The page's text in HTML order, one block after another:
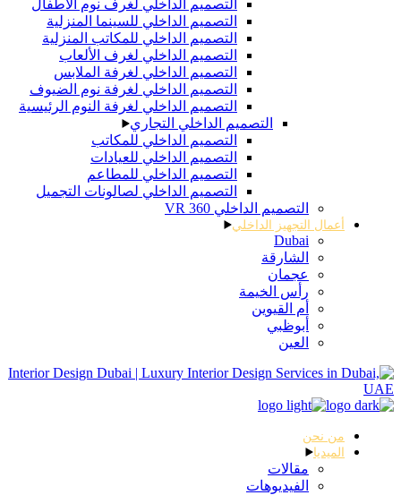
التصميم الداخلي لغرف نوم الأطفال
التصميم الداخلي للسينما المنزلية
التصميم الداخلي للمكاتب المنزلية
التصميم الداخلي لغرف الألعاب
التصميم الداخلي لغرفة الملابس
التصميم الداخلي لغرفة نوم الضيوف
التصميم الداخلي لغرفة النوم الرئيسية
التصميم الداخلي التجاري
التصميم الداخلي للمكاتب
التصميم الداخلي للعيادات
التصميم الداخلي للمطاعم
التصميم الداخلي لصالونات التجميل
التصميم الداخلي 360 VR
أعمال التجهيز الداخلي
Dubai
الشارقة
عجمان
رأس الخيمة
أم القيوين
أبوظبي
العين
من نحن
الميديا
مقالات
الفيديوهات